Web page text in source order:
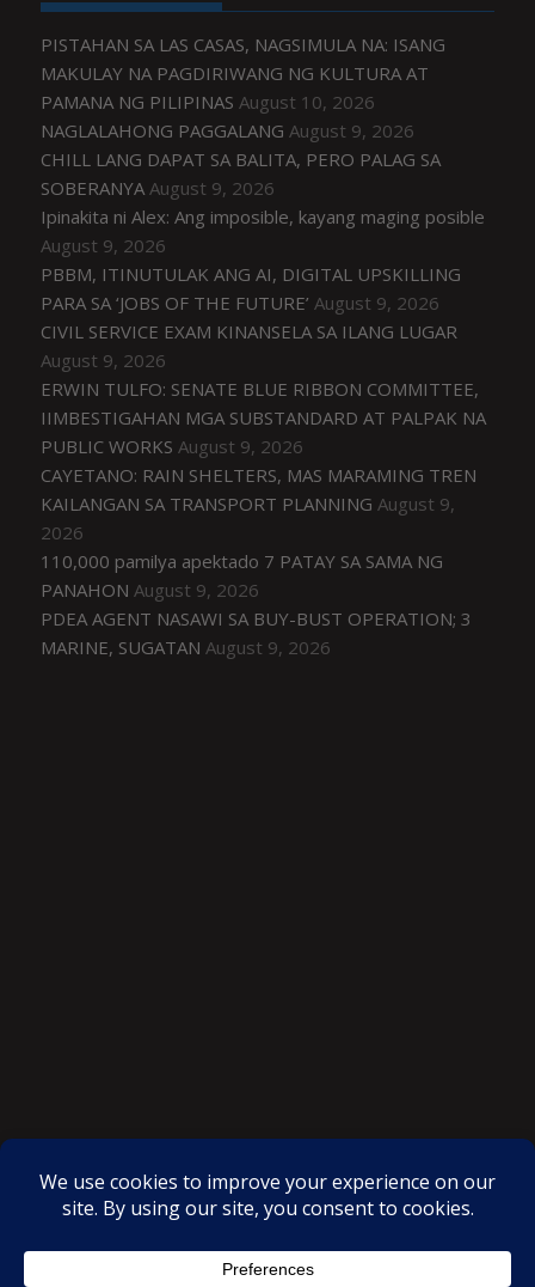
PISTAHAN SA LAS CASAS, NAGSIMULA NA: ISANG
MAKULAY NA PAGDIRIWANG NG KULTURA AT
PAMANA NG PILIPINAS August 10, 2026
NAGLALAHONG PAGGALANG August 9, 2026
CHILL LANG DAPAT SA BALITA, PERO PALAG SA
SOBERANYA August 9, 2026
Ipinakita ni Alex: Ang imposible, kayang maging posible
August 9, 2026
PBBM, ITINUTULAK ANG AI, DIGITAL UPSKILLING
PARA SA ‘JOBS OF THE FUTURE’ August 9, 2026
CIVIL SERVICE EXAM KINANSELA SA ILANG LUGAR
August 9, 2026
ERWIN TULFO: SENATE BLUE RIBBON COMMITTEE,
IIMBESTIGAHAN MGA SUBSTANDARD AT PALPAK NA
PUBLIC WORKS August 9, 2026
CAYETANO: RAIN SHELTERS, MAS MARAMING TREN
KAILANGAN SA TRANSPORT PLANNING August 9,
2026
110,000 pamilya apektado 7 PATAY SA SAMA NG
PANAHON August 9, 2026
PDEA AGENT NASAWI SA BUY-BUST OPERATION; 3
MARINE, SUGATAN August 9, 2026